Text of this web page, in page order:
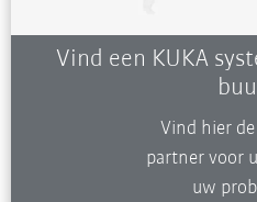
Vind een KUKA
Vind hier
partner voor
uw